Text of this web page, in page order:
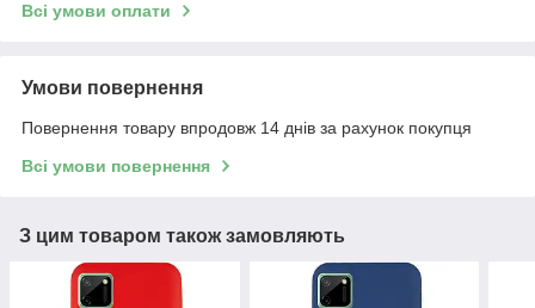
Всі умови оплати
Умови повернення
Повернення товару впродовж 14 днів за рахунок покупця
Всі умови повернення
З цим товаром також замовляють